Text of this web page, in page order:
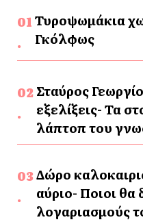
Τυροψωμάκια
Γκόλφως
Σταύρος
εξελίξεις- Τα
λάπτοπ του
Δώρο
αύριο- Ποιοι
λογαριασμούς